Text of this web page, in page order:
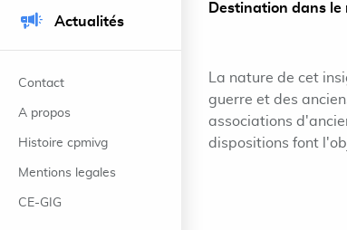
Actualités
Contact
A propos
Histoire cpmivg
Mentions legales
CE-GIG
Destination dans le
La nature de cet
guerre et des
associations
dispositions font